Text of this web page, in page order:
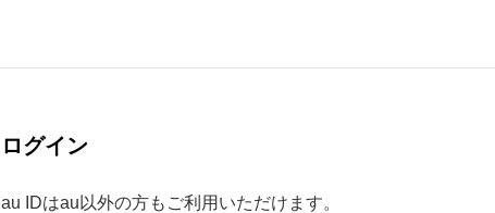
ログイン
au IDはau以外の方もご利用いただけます。